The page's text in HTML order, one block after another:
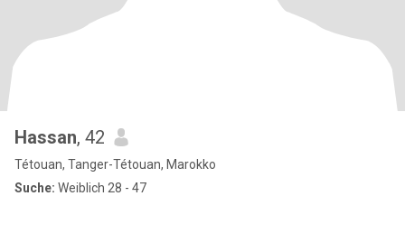
Hassan, 42
Tétouan, Tanger-Tétouan, Marokko
Suche: Weiblich 28 - 47